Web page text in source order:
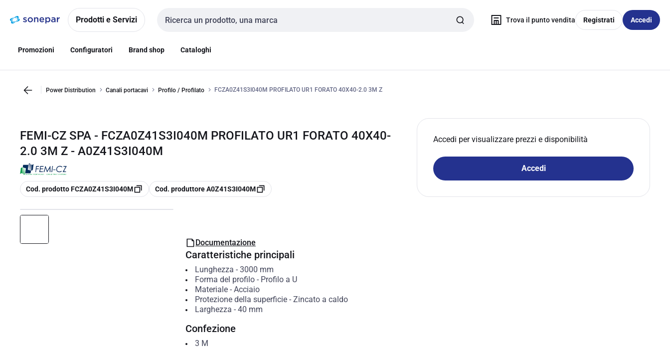
navigazionealla
Prodotti e Servizi
Cerca input
Trova il punto vendita Registrati Accedi
Promozioni Configuratori Brand shop Cataloghi
Power Distribution Canali portacavi Profilo / Profilato FCZA0Z41S3I040M PROFILATO UR1 FORATO 40X40-2.0 3M Z
FEMI-CZ SPA - FCZA0Z41S3I040M PROFILATO UR1 FORATO 40X40-
2.0 3M Z - A0Z41S3I040M
copia
Cod. prodotto FCZA0Z41S3I040M copia
Cod. produttore A0Z41S3I040M
Accedi per visualizzare prezzi e disponibilità
Accedi
Documentazione
Caratteristiche principali
Lunghezza - 3000 mm
Forma del profilo- Profilo a U
Materiale- Acciaio
Protezione della superficie- Zincato a caldo
Larghezza - 40 mm
Confezione
3 M